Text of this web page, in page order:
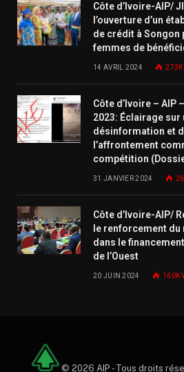
Côte d’Ivoire-AIP/
l’ouverture d’un
de crédit à Songon
femmes de
14 AVRIL 2024 273K
Côte d’Ivoire – AIP
2023: Éclairage sur
désinformation et
l’affrontement
compétition
31 JANVIER 2024
Côte d’Ivoire-AIP/
le renforcement
dans le
de l’Ouest
20 JUIN 2024 160K
© 2026 AIP - Tous droits